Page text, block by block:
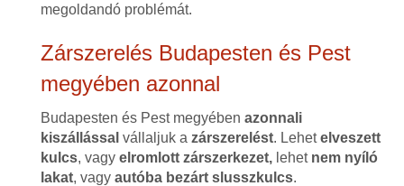
megoldandó problémát.
Zárszerelés Budapesten és Pest
megyében azonnal
Budapesten és Pest megyében azonnali
kiszállással vállaljuk a zárszerelést. Lehetelveszett
kulcs, vagyelromlott zárszerkezet,lehet nem nyíló
lakat, vagy autóba bezárt slusszkulcs.